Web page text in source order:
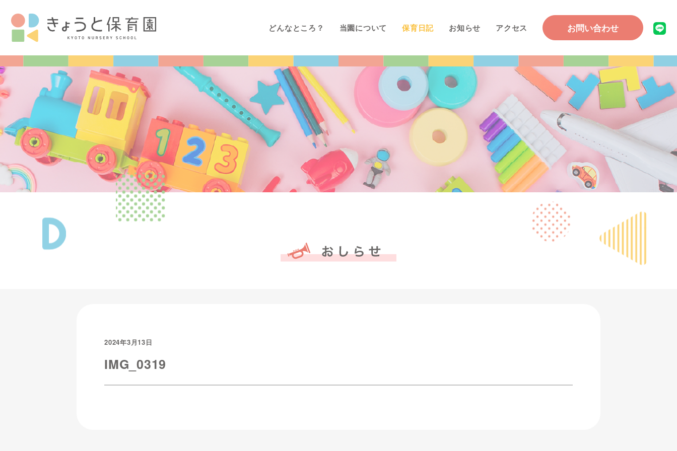
どんなところ？ 当園について 保育日記 お知らせ アクセス お問い合わせ
2024年3月13日
IMG_0319